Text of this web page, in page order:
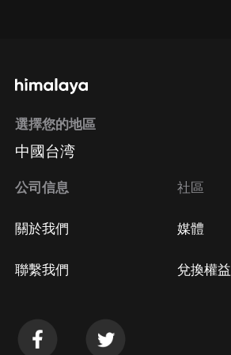
方法 Google Play取消訂閱方法
選擇您的地區
中國台湾
公司信息
關於我們
聯繫我們
社區
媒體
兌換權益